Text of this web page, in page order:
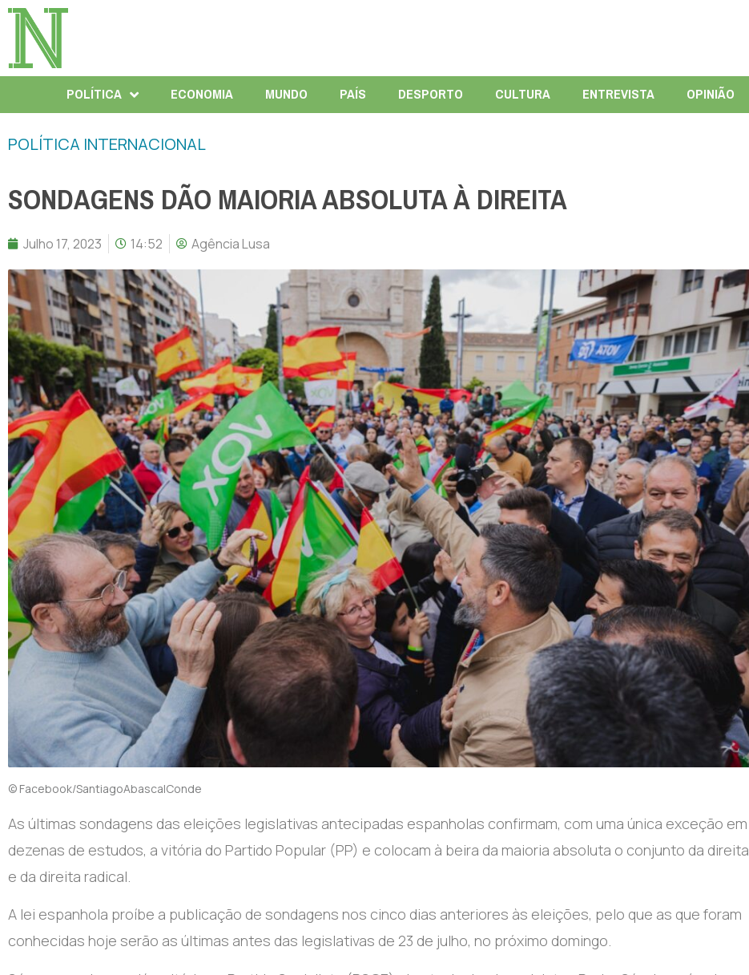
POLÍTICA ECONOMIA MUNDO PAÍS DESPORTO CULTURA ENTREVISTA OPINIÃO
POLÍTICA INTERNACIONAL
SONDAGENS DÃO MAIORIA ABSOLUTA À DIREITA
Julho 17, 2023 14:52 Agência Lusa
© Facebook/SantiagoAbascalConde
As últimas sondagens das eleições legislativas antecipadas espanholas confirmam, com uma única exceção em
dezenas de estudos, a vitória do Partido Popular (PP) e colocam à beira da maioria absoluta o conjunto da direita
e da direita radical.
A lei espanhola proíbe a publicação de sondagens nos cinco dias anteriores às eleições, pelo que as que foram
conhecidas hoje serão as últimas antes das legislativas de 23 de julho, no próximo domingo.